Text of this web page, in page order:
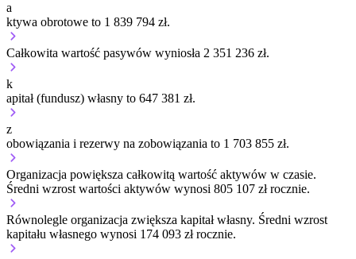
a
ktywa obrotowe to 1 839 794 zł.
Całkowita wartość pasywów wyniosła 2 351 236 zł.
k
apitał (fundusz) własny to 647 381 zł.
z
obowiązania i rezerwy na zobowiązania to 1 703 855 zł.
Organizacja powiększa całkowitą wartość aktywów w czasie.
Średni wzrost wartości aktywów wynosi 805 107 zł rocznie.
Równolegle organizacja zwiększa kapitał własny. Średni wzrost
kapitału własnego wynosi 174 093 zł rocznie.